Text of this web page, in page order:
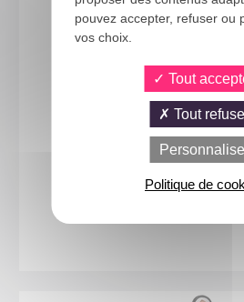
08931
Costume curé -
pouvez accepter, refuser ou
vos choix.
Tout
Tout
Politique de